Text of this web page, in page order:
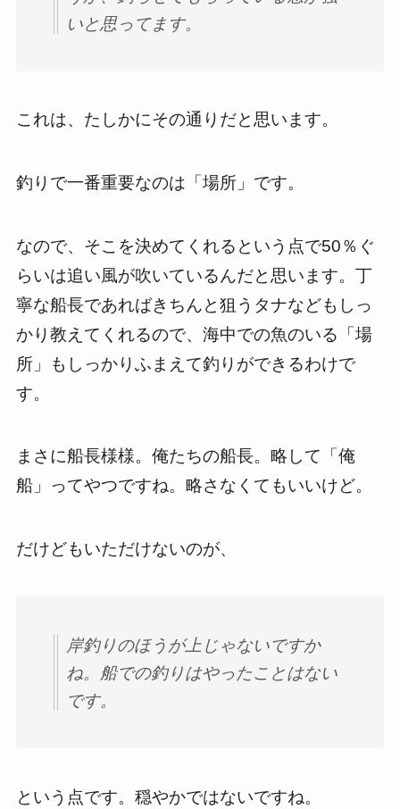
いと思ってます。
これは、たしかにその通りだと思います。
釣りで一番重要なのは「場所」です。
なので、そこを決めてくれるという点で50％ぐ
らいは追い風が吹いているんだと思います。丁
寧な船長であればきちんと狙うタナなどもしっ
かり教えてくれるので、海中での魚のいる「場
所」もしっかりふまえて釣りができるわけで
す。
まさに船長様様。俺たちの船長。略して「俺
船」ってやつですね。略さなくてもいいけど。
だけどもいただけないのが、
岸釣りのほうが上じゃないですか
ね。船での釣りはやったことはない
です。
という点です。穏やかではないですね。